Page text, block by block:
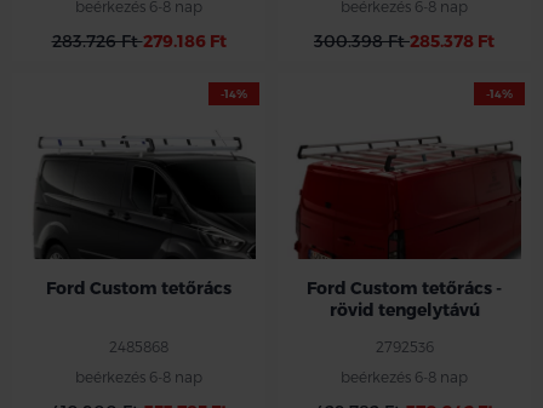
beérkezés 6-8 nap
283.726 Ft279.186 Ft
beérkezés 6-8 nap
300.398 Ft285.378 Ft
-14%
Ford Custom tetőrács
2485868
beérkezés 6-8 nap
-14%
Ford Custom tetőrács -
rövid tengelytávú
2792536
beérkezés 6-8 nap